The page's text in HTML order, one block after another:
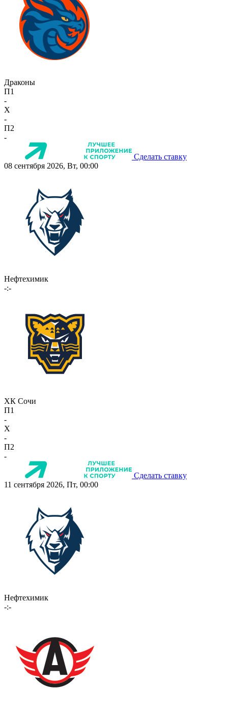
Драконы
П1
-
X
-
П2
-
Сделать ставку
08 сентября 2026, Вт, 00:00
Нефтехимик
-:-
ХК Сочи
П1
-
X
-
П2
-
Сделать ставку
11 сентября 2026, Пт, 00:00
Нефтехимик
-:-